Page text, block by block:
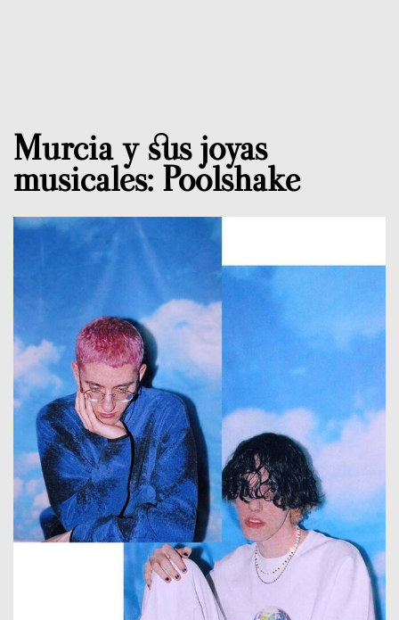
Murcia y sus joyas
musicales: Poolshake